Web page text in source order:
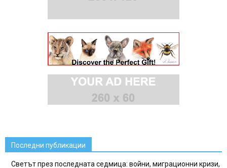
Последни публикации
Светът през последната седмица: войни, миграционни кризи,